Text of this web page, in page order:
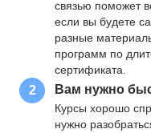
связью поможет
если вы будете
разные
программ по
сертификата.
2 Вам нужно
Курсы хорошо
нужно